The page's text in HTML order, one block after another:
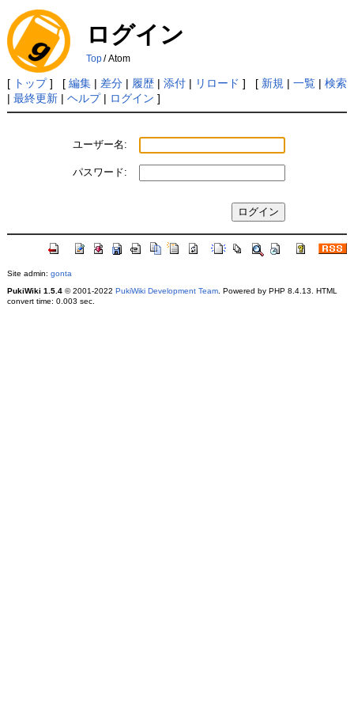
ログイン
Top/ Atom
[ トップ] [ 編集| 差分| 履歴| 添付| リロード ] [ 新規 | 一覧| 検索
| 最終更新| ヘルプ| ログイン ]
ユーザー名:
パスワード:
Site admin: gonta
PukiWiki 1.5.4© 2001-2022 PukiWiki Development Team. Powered by PHP 8.4.13. HTML
convert time: 0.003 sec.